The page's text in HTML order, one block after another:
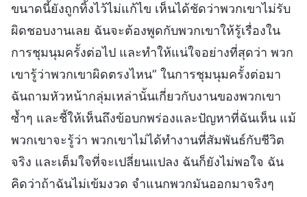
ขนาดนี้ยังถูกทิ้งไว้ไม่แก้ไข เห็นได้ชัดว่าพวกเขาไม่รับ
ผิดชอบงานเลย ฉันจะต้องพูดกับพวกเขาให้รู้เรื่องใน
การชุมนุมครั้งต่อไป และทำให้แน่ใจอย่างที่สุดว่า พวก
เขารู้ว่าพวกเขาผิดตรงไหน” ในการชุมนุมครั้งต่อมา
ฉันถามหัวหน้ากลุ่มเหล่านั้นเกี่ยวกับงานของพวกเขา
ซ้ำๆ และชี้ให้เห็นถึงข้อบกพร่องและปัญหาที่ฉันเห็น แม้
พวกเขาจะรู้ว่า พวกเขาไม่ได้ทำงานที่สัมพันธ์กับชีวิต
จริง และเต็มใจที่จะเปลี่ยนแปลง ฉันก็ยังไม่พอใจ ฉัน
คิดว่าถ้าฉันไม่เข้มงวด จำแนกพวกมันออกมาจริงๆ